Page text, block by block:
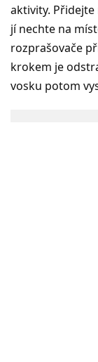
aktivity. Přidejte
jí nechte na
rozprašovače
krokem je
vosku potom